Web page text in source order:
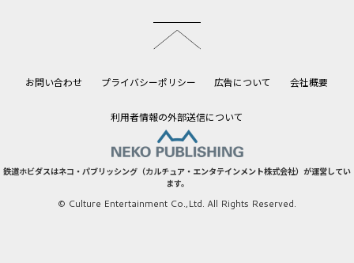
お問い合わせ プライバシーポリシー 広告について 会社概要
利用者情報の外部送信について
鉄道ホビダスはネコ・パブリッシング（カルチュア・エンタテインメント株式会社）が運営してい
ます。
© Culture Entertainment Co.,Ltd. All Rights Reserved.